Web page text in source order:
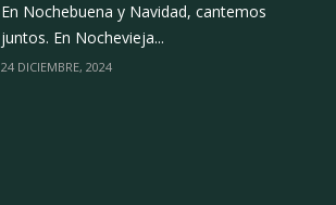
En Nochebuena y Navidad, cantemos
juntos. En Nochevieja...
24 DICIEMBRE, 2024